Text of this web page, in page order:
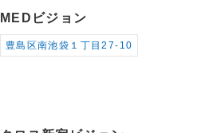
MEDビジョン
豊島区南池袋１丁目27-10